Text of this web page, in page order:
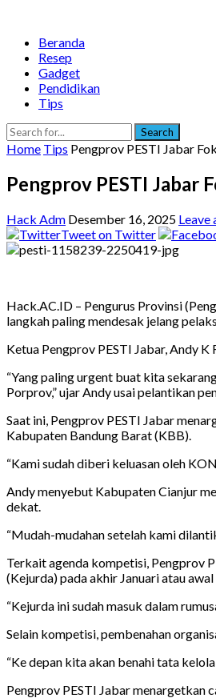
Beranda
Resep
Gadget
Pendidikan
Tips
Search
Home Tips Pengprov PESTI Jabar
Pengprov PESTI Jabar
Hack Adm Desember 16, 2025 Leave
Tweet on Twitter
Hack.AC.ID – Pengurus Provinsi
langkah paling mendesak jelang
Ketua Pengprov PESTI Jabar, Andy
“Yang paling urgent buat kita
Porprov,” ujar Andy usai pelantikan
Saat ini, Pengprov PESTI Jabar
Kabupaten Bandung Barat (KBB).
“Kami sudah diberi keluasan oleh
Andy menyebut Kabupaten Cianjur
dekat.
“Mudah-mudahan setelah kami
Terkait agenda kompetisi, Pengprov
(Kejurda) pada akhir Januari atau
“Kejurda ini sudah masuk dalam
Selain kompetisi, pembenahan
“Ke depan kita akan benahi tata
Pengprov PESTI Jabar menargetkan